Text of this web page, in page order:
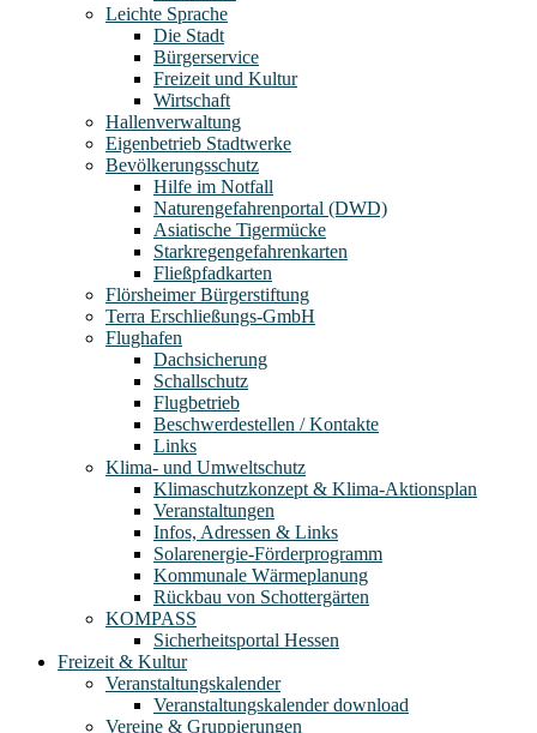
Leichte Sprache
Die Stadt
Bürgerservice
Freizeit und Kultur
Wirtschaft
Hallenverwaltung
Eigenbetrieb Stadtwerke
Bevölkerungsschutz
Hilfe im Notfall
Naturengefahrenportal (DWD)
Asiatische Tigermücke
Starkregengefahrenkarten
Fließpfadkarten
Flörsheimer Bürgerstiftung
Terra Erschließungs-GmbH
Flughafen
Dachsicherung
Schallschutz
Flugbetrieb
Beschwerdestellen / Kontakte
Links
Klima- und Umweltschutz
Klimaschutzkonzept & Klima-Aktionsplan
Veranstaltungen
Infos, Adressen & Links
Solarenergie-Förderprogramm
Kommunale Wärmeplanung
Rückbau von Schottergärten
KOMPASS
Sicherheitsportal Hessen
Freizeit & Kultur
Veranstaltungskalender
Veranstaltungskalender download
Vereine & Gruppierungen